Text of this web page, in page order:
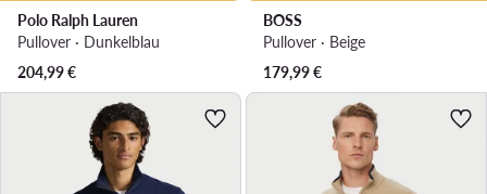
Polo Ralph Lauren
Pullover · Dunkelblau
204,99€
BOSS
Pullover · Beige
179,99€